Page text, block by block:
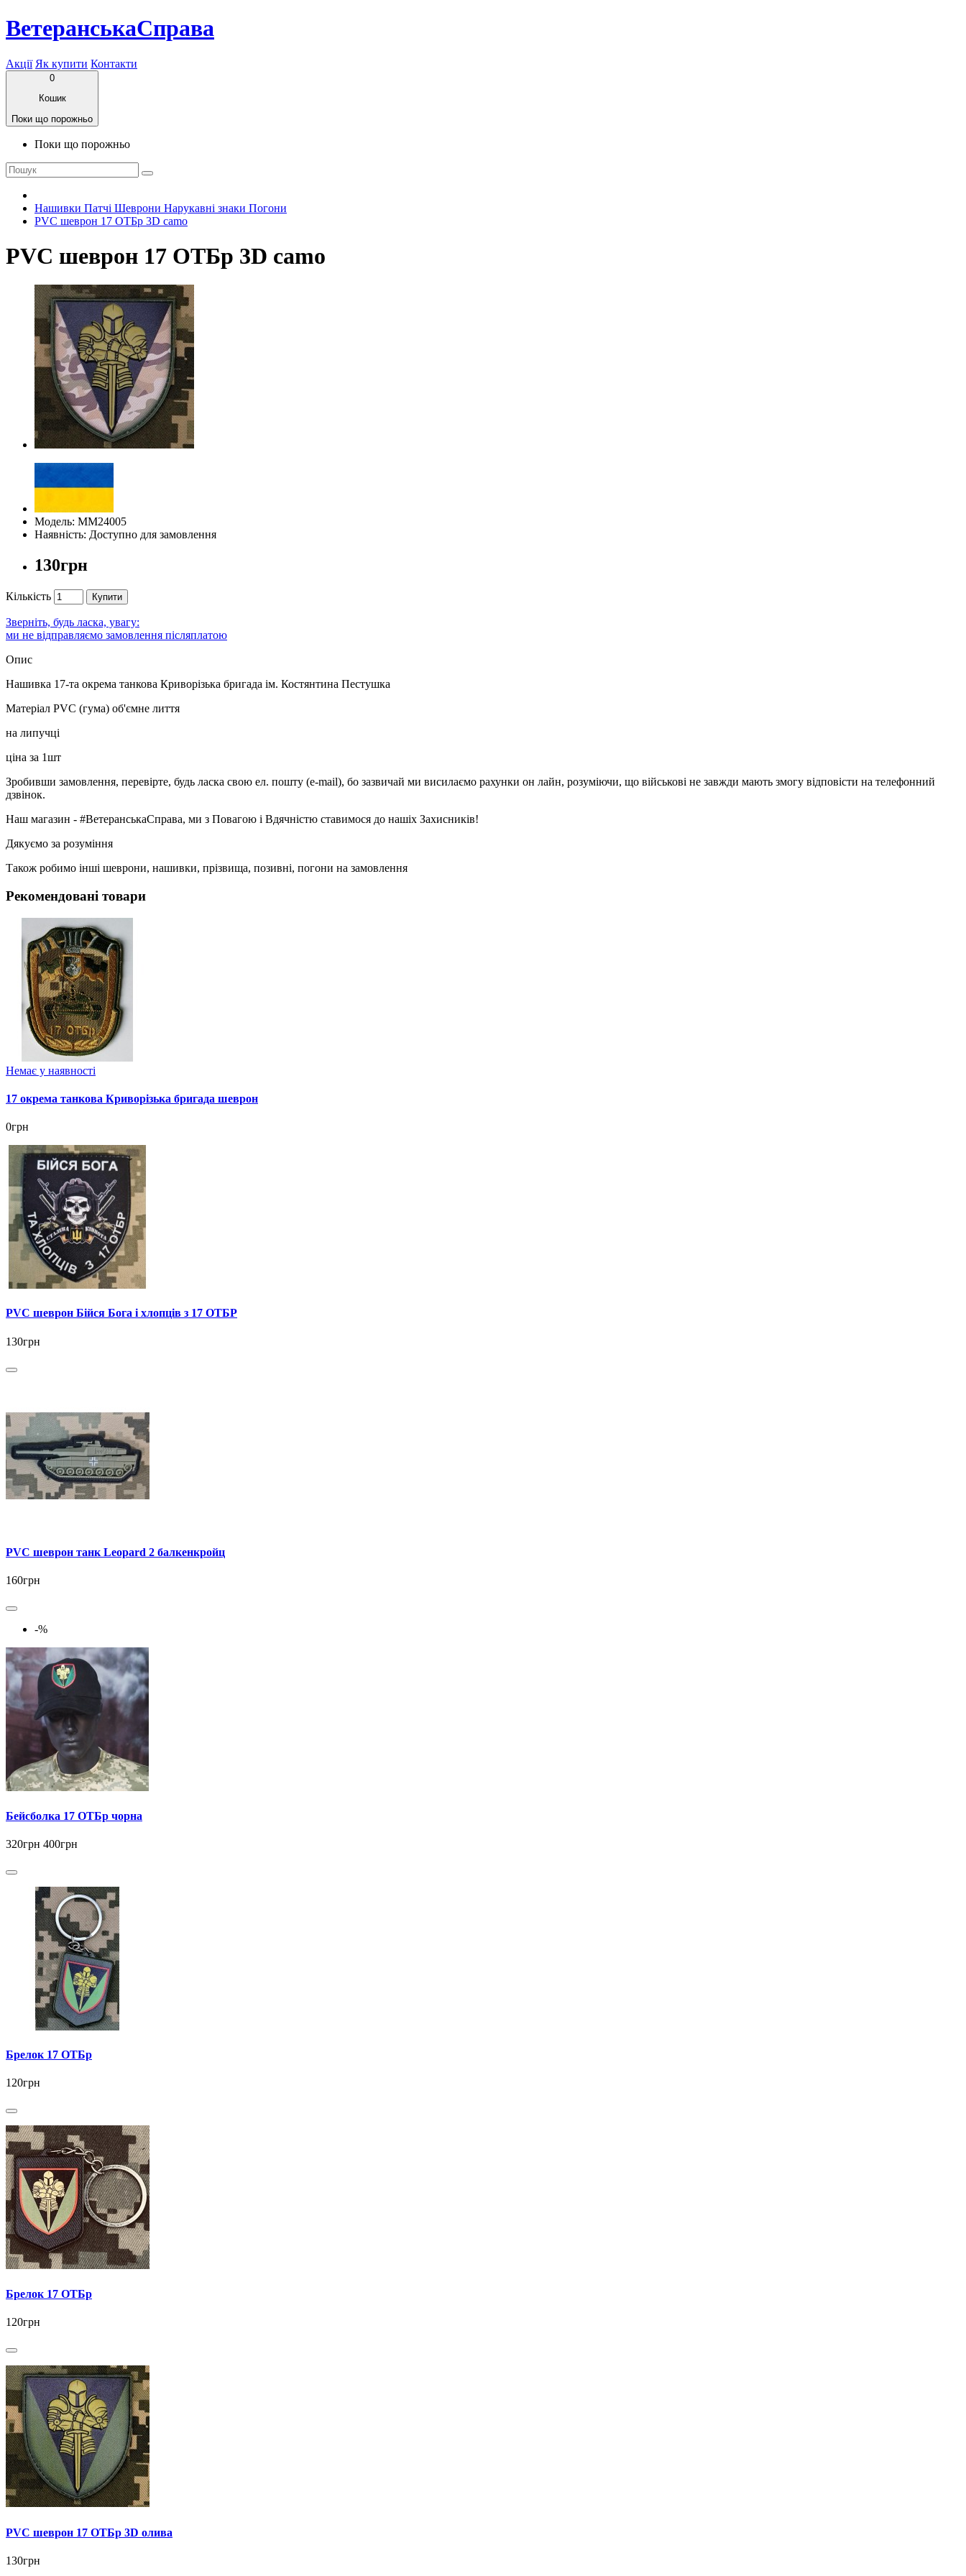
ВетеранськаСправа
Акції Як купити Контакти
0
Кошик
Поки що порожньо
Поки що порожньо
Нашивки Патчі Шеврони Нарукавні знаки Погони
PVC шеврон 17 ОТБр 3D camo
PVC шеврон 17 ОТБр 3D camo
Модель: ММ24005
Наявність: Доступно для замовлення
130грн
Кількість Купити
Зверніть, будь ласка, увагу:
ми не відправляємо замовлення післяплатою
Опис
Нашивка 17-та окрема танкова Криворізька бригада ім. Костянтина Пестушка
Матеріал PVC (гума) об'ємне лиття
на липучці
ціна за 1шт
Зробивши замовлення, перевірте, будь ласка свою ел. пошту (e-mail), бо зазвичай ми висилаємо рахунки он лайн, розуміючи, що військові не завжди мають змогу відповісти на телефонний
дзвінок.
Наш магазин - #ВетеранськаСправа, ми з Повагою і Вдячністю ставимося до нашіх Захисників!
Дякуємо за розуміння
Також робимо інші шеврони, нашивки, прізвища, позивні, погони на замовлення
Рекомендовані товари
Немає у наявності
17 окрема танкова Криворізька бригада шеврон
0грн
PVC шеврон Бійся Бога і хлопців з 17 ОТБР
130грн
PVC шеврон танк Leopard 2 балкенкройц
160грн
-%
Бейсболка 17 ОТБр чорна
320грн 400грн
Брелок 17 ОТБр
120грн
Брелок 17 ОТБр
120грн
PVC шеврон 17 ОТБр 3D олива
130грн